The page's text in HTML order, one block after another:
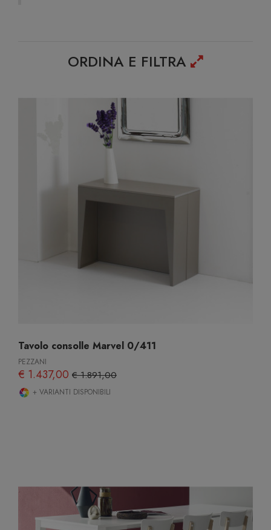
ORDINA E FILTRA
Tavolo consolle Marvel 0/411
PEZZANI
€ 1.437,00 € 1.891,00
+ VARIANTI DISPONIBILI